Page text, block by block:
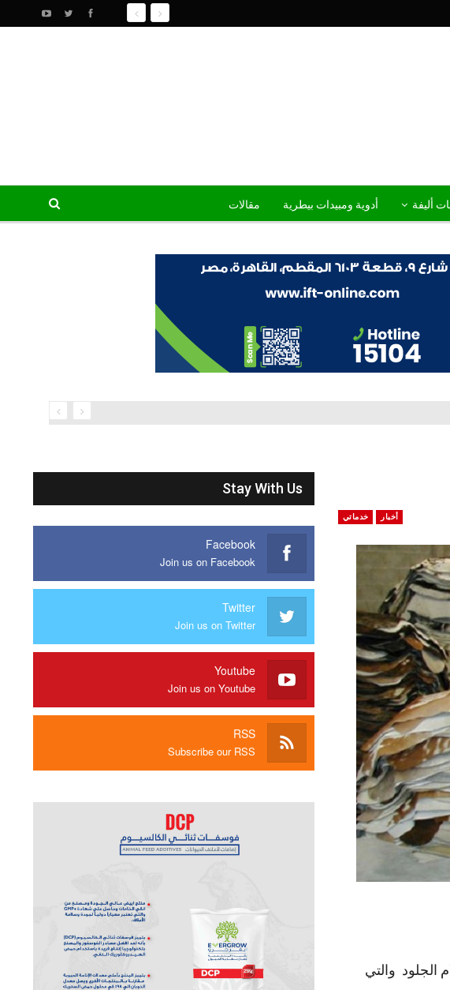
أليفة أدوية ومبيدات بيطرية مقالات
أخبار خدماتي
الجلود والتي
Stay With Us
Facebook
Join us on Facebook
Twitter
Join us on Twitter
Youtube
Join us on Youtube
RSS
Subscribe our RSS